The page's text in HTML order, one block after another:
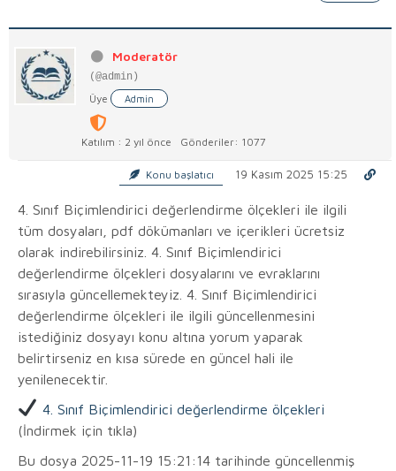
Moderatör
(@admin)
Üye Admin
Katılım : 2 yıl önce Gönderiler: 1077
Konu başlatıcı 19 Kasım 2025 15:25
4. Sınıf Biçimlendirici değerlendirme ölçekleri ile ilgili
tüm dosyaları, pdf dökümanları ve içerikleri ücretsiz
olarak indirebilirsiniz. 4. Sınıf Biçimlendirici
değerlendirme ölçekleri dosyalarını ve evraklarını
sırasıyla güncellemekteyiz. 4. Sınıf Biçimlendirici
değerlendirme ölçekleri ile ilgili güncellenmesini
istediğiniz dosyayı konu altına yorum yaparak
belirtirseniz en kısa sürede en güncel hali ile
yenilenecektir.
4. Sınıf Biçimlendirici değerlendirme ölçekleri
(İndirmek için tıkla)
Bu dosya 2025-11-19 15:21:14 tarihinde güncellenmiş